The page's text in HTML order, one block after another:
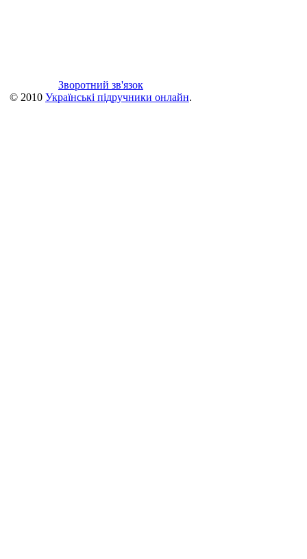
Зворотний зв'язок
© 2010 Українські підручники онлайн.